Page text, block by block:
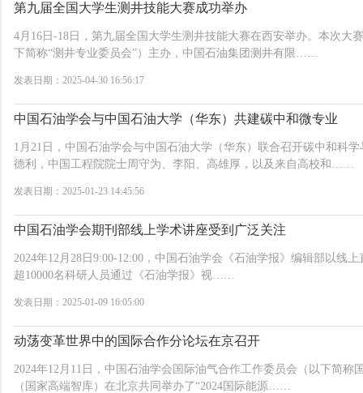
第九届全国大学生测井技能大赛成功举办
4月16日-18日，第九届全国大学生测井技能大赛在西安举办。本次大
下简称“测井专业委员会”）主办，中国石油集团测井有限……
发表日期：2025-04-30 16:56:17
中国石油学会与中国石油大学（华东）共建碳中和微专业
1月21日，中国石油学会与中国石油大学（华东）联合召开碳中和科
德利，中国工程院院士周守为、李阳、高雄厚，以及来自高校和……
发表日期：2025-01-23 14:45:56
中国石油学会期刊部线上学术讲座受到广泛关注
2024年12月28日9:00-12:00，中国石油学会《石油学报》编辑部以线
超10000名科研人员通过《石油学报》视……
发表日期：2025-01-09 16:05:00
动荡变革世界中的国际合作分论坛在京召开
2024年12月11日，中国石油学会国际油气合作工作委员会（以下简称
（国家高端智库）在北京共同举办了“2024国际能源……